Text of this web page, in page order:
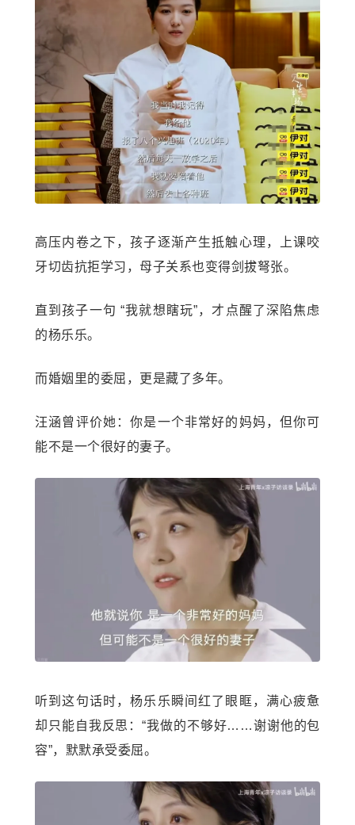
高压内卷之下，孩子逐渐产生抵触心理，上课咬
牙切齿抗拒学习，母子关系也变得剑拔弩张。
直到孩子一句 “我就想瞎玩”，才点醒了深陷焦虑
的杨乐乐。
而婚姻里的委屈，更是藏了多年。
汪涵曾评价她：你是一个非常好的妈妈，但你可
能不是一个很好的妻子。
听到这句话时，杨乐乐瞬间红了眼眶，满心疲惫
却只能自我反思：“我做的不够好……谢谢他的包
容”，默默承受委屈。